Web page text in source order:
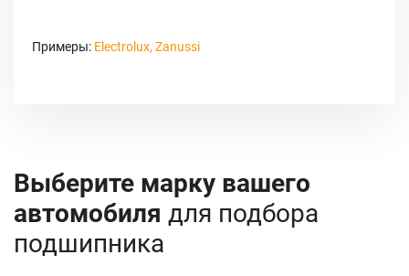
Примеры: Electrolux, Zanussi
Выберите марку вашего
автомобиля для подбора
подшипника